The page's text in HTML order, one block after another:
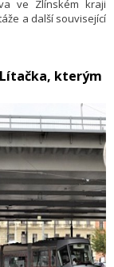
ve Zlínském kraji
a další související
se EL-ENG
měření a regulace
zabezpečovacími
kterým